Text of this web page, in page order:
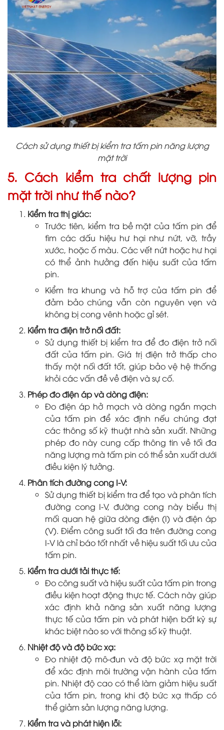
Cách sử dụng thiết bị kiểm tra tấm pin năng lượng
mặt trời
5. Cách kiểm tra chất lượng pin
mặt trời như thế nào?
Kiểm tra thị giác:
Trước tiên, kiểm tra bề mặt của tấm pin để
tìm các dấu hiệu hư hại như nứt, vỡ, trầy
xước, hoặc ố màu. Các vết nứt hoặc hư hại
có thể ảnh hưởng đến hiệu suất của tấm
pin.
Kiểm tra khung và hỗ trợ của tấm pin để
đảm bảo chúng vẫn còn nguyên vẹn và
không bị cong vênh hoặc gỉ sét.
Kiểm tra điện trở nối đất:
Sử dụng thiết bị kiểm tra để đo điện trở nối
đất của tấm pin. Giá trị điện trở thấp cho
thấy một nối đất tốt, giúp bảo vệ hệ thống
khỏi các vấn đề về điện và sự cố.
Phép đo điện áp và dòng điện:
Đo điện áp hở mạch và dòng ngắn mạch
của tấm pin để xác định nếu chúng đạt
các thông số kỹ thuật nhà sản xuất. Những
phép đo này cung cấp thông tin về tối đa
năng lượng mà tấm pin có thể sản xuất dưới
điều kiện lý tưởng.
Phân tích đường cong I-V:
Sử dụng thiết bị kiểm tra để tạo và phân tích
đường cong I-V, đường cong này biểu thị
mối quan hệ giữa dòng điện (I) và điện áp
(V). Điểm công suất tối đa trên đường cong
I-V là chỉ báo tốt nhất về hiệu suất tối ưu của
tấm pin.
Kiểm tra dưới tải thực tế:
Đo công suất và hiệu suất của tấm pin trong
điều kiện hoạt động thực tế. Cách này giúp
xác định khả năng sản xuất năng lượng
thực tế của tấm pin và phát hiện bất kỳ sự
khác biệt nào so với thông số kỹ thuật.
Nhiệt độ và độ bức xạ:
Đo nhiệt độ mô-đun và độ bức xạ mặt trời
để xác định môi trường vận hành của tấm
pin. Nhiệt độ cao có thể làm giảm hiệu suất
của tấm pin, trong khi độ bức xạ thấp có
thể giảm sản lượng năng lượng.
Kiểm tra và phát hiện lỗi: